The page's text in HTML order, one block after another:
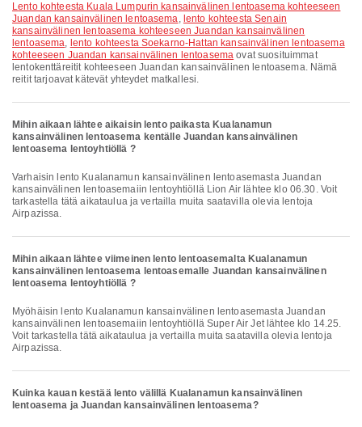
lento kohteesta Kuala Lumpurin kansainvälinen lentoasema kohteeseen
Juandan kansainvälinen lentoasema, lento kohteesta Senain
kansainvälinen lentoasema kohteeseen Juandan kansainvälinen
lentoasema, lento kohteesta Soekarno-Hattan kansainvälinen lentoasema
kohteeseen Juandan kansainvälinen lentoasema ovat suosituimmat
lentokenttäreitit kohteeseen Juandan kansainvälinen lentoasema. Nämä
reitit tarjoavat kätevät yhteydet matkallesi.
Mihin aikaan lähtee aikaisin lento paikasta Kualanamun
kansainvälinen lentoasema kentälle Juandan kansainvälinen
lentoasema lentoyhtiöllä ?
Varhaisin lento Kualanamun kansainvälinen lentoasemasta Juandan
kansainvälinen lentoasemaiin lentoyhtiöllä Lion Air lähtee klo 06.30. Voit
tarkastella tätä aikataulua ja vertailla muita saatavilla olevia lentoja
Airpazissa.
Mihin aikaan lähtee viimeinen lento lentoasemalta Kualanamun
kansainvälinen lentoasema lentoasemalle Juandan kansainvälinen
lentoasema lentoyhtiöllä ?
Myöhäisin lento Kualanamun kansainvälinen lentoasemasta Juandan
kansainvälinen lentoasemaiin lentoyhtiöllä Super Air Jet lähtee klo 14.25.
Voit tarkastella tätä aikataulua ja vertailla muita saatavilla olevia lentoja
Airpazissa.
Kuinka kauan kestää lento välillä Kualanamun kansainvälinen
lentoasema ja Juandan kansainvälinen lentoasema?